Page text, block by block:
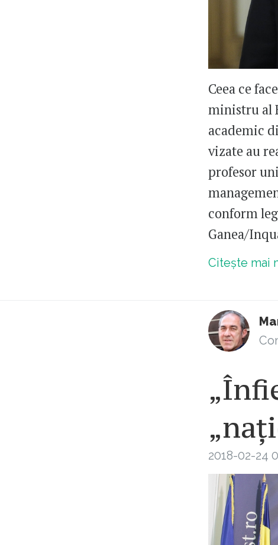
Ceea ce
ministru al
academic
vizate au
profesor
conform
Ganea/
Citește mai
2018-02-24